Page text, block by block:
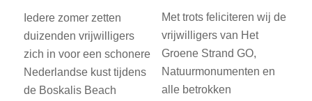
Iedere zomer zetten
duizenden vrijwilligers
zich in voor een schonere
Nederlandse kust tijdens
de Boskalis Beach
Met trots feliciteren wij de
vrijwilligers van Het
Groene Strand GO,
Natuurmonumenten en
alle betrokken